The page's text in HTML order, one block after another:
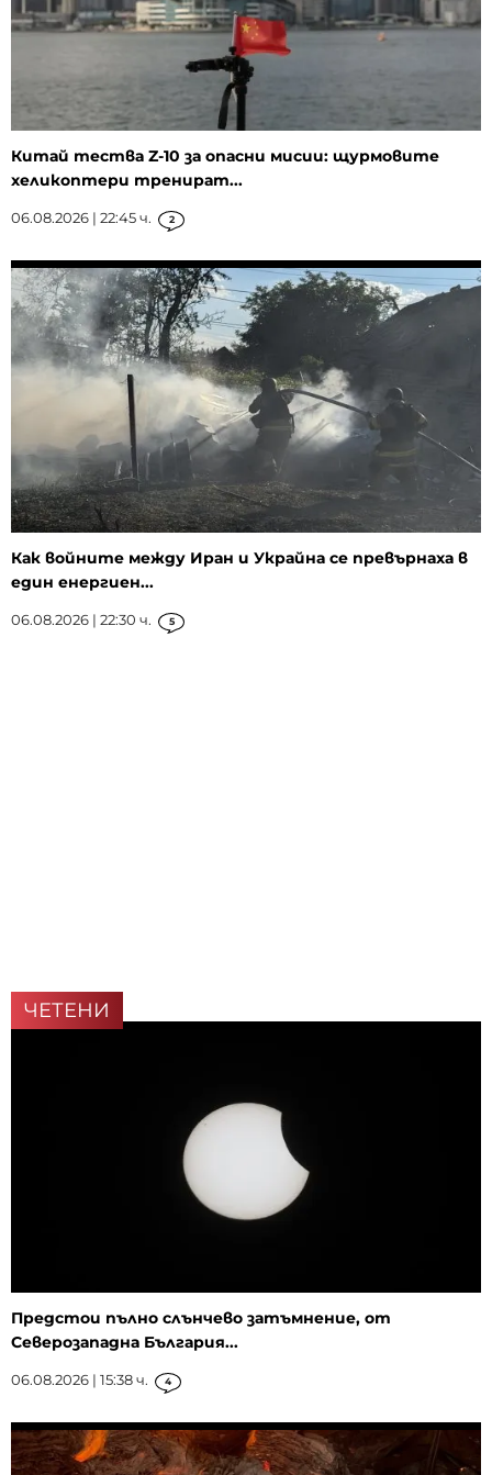
Китай тества Z-10 за опасни мисии: щурмовите
хеликоптери тренират...
06.08.2026 | 22:45 ч. 2
Как войните между Иран и Украйна се превърнаха в
един енергиен...
06.08.2026 | 22:30 ч. 5
ЧЕТЕНИ
Предстои пълно слънчево затъмнение, от
Северозападна България...
06.08.2026 | 15:38 ч. 4